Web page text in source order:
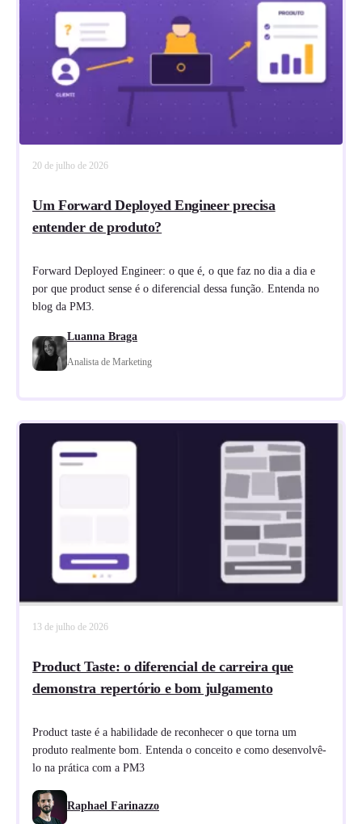
20 de julho de 2026
Um Forward Deployed Engineer precisa
entender de produto?
Forward Deployed Engineer: o que é, o que faz no dia a dia e
por que product sense é o diferencial dessa função. Entenda no
blog da PM3.
Luanna Braga
Analista de Marketing
13 de julho de 2026
Product Taste: o diferencial de carreira que
demonstra repertório e bom julgamento
Product taste é a habilidade de reconhecer o que torna um
produto realmente bom. Entenda o conceito e como desenvolvê-
lo na prática com a PM3
Raphael Farinazzo